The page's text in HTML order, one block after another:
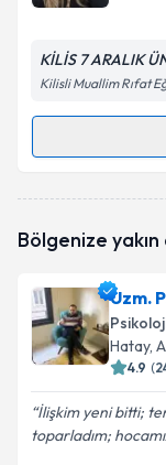
KİLİS 7 ARALIK
Kilisli Muallim Rıfat
Randevu
oluşturun.
E-posta
Kişisel
Metni'ni
Bölgenize
Uzm.
Hatay,
4.9 (
İlişkim yeni bitti;
toparladım;